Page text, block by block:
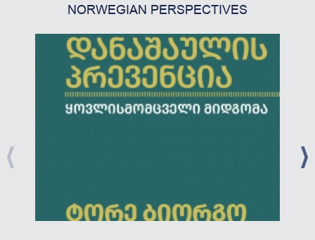
NORWEGIAN PERSPECTIVES